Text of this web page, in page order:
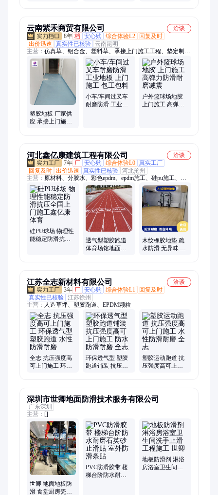
云南紫禾商贸有限公司
洽谈
8年 档 安心购 综合体验L2
回复及时
出价迅速
真实性已核验 云南昆明
主营： 仿真草、铝合金、塑料草、承接上门施工工程、垫定制、
地板胶、ktv地毯、阿克明、办公室、影音室、垫定做、沙发
垫、花地毯、红地毯、600地毯、楼梯垫、沙发坐、台球室、除
尘垫、8a8圈丝、地板革、飘窗垫、活动地毯、走廊地毯、方块
地毯、海绵沙发
塑胶地板 厂家供
应 承接上门施工
小车/车间过叉车
耐磨防滑 工业地
户外篮球场地胶
上门施工 高弹力
河北鑫亿康建筑工程有限公司
洽谈
7年 厂 安心购 综合体验L0 真实工厂
回复及时 出价迅速 真实性已核验 河北沧州
主营： 原材料、分胶水、彩色epdm、epdm施工、硅pu施工、
epdm地面、epdm跑道、epdm填充、epdm材料、epdm橡胶、epdm
颗粒、epdm路面、epdm塑胶、硅pu每平、室外硅pu、材料硅
pu、硅pu跑道、硅pu塑胶、硅pu翻新、地面硅pu、面层硅pu、标
准硅pu、运动硅pu、球场硅pu、硅pu场地
硅PU球场 物理性
能稳定防滑抗压
透气型塑胶跑道
体育场馆地面铺
木纹橡胶地垫 疏
水防滑 无异味 认
江苏全志新材料有限公司
洽谈
3年 厂 安心购 综合体验L1
回复及时
真实性已核验 江苏徐州
主营： 人造草坪、塑胶跑道、EPDM颗粒
全志 抗压强度高
可上门施工 环保
环保透气型 塑胶
跑道铺装 抗压强
塑胶运动跑道 抗
压强度高可上门
深圳市世卿地面防滑技术服务有限公司
广东深圳
主营： []
世卿 地面地板防
滑 食堂厨房瓷砖
PVC防滑胶带 楼
梯台阶防水耐磨
地板防滑剂 淋浴
房浴室卫生间洗